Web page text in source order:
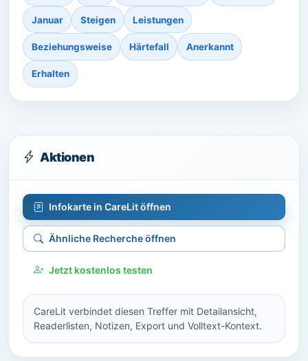
Januar Steigen Leistungen
Beziehungsweise Härtefall Anerkannt
Erhalten
Aktionen
Infokarte in CareLit öffnen
Ähnliche Recherche öffnen
Jetzt kostenlos testen
CareLit verbindet diesen Treffer mit Detailansicht,
Readerlisten, Notizen, Export und Volltext-Kontext.